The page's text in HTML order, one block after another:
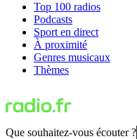
Top 100 radios
Podcasts
Sport en direct
À proximité
Genres musicaux
Thèmes
Que souhaitez-vous écouter ?